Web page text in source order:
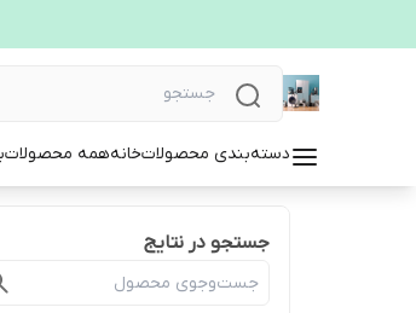
دسته‌بندی محصولاتخانههمه محصولات
جستجو در نتایج